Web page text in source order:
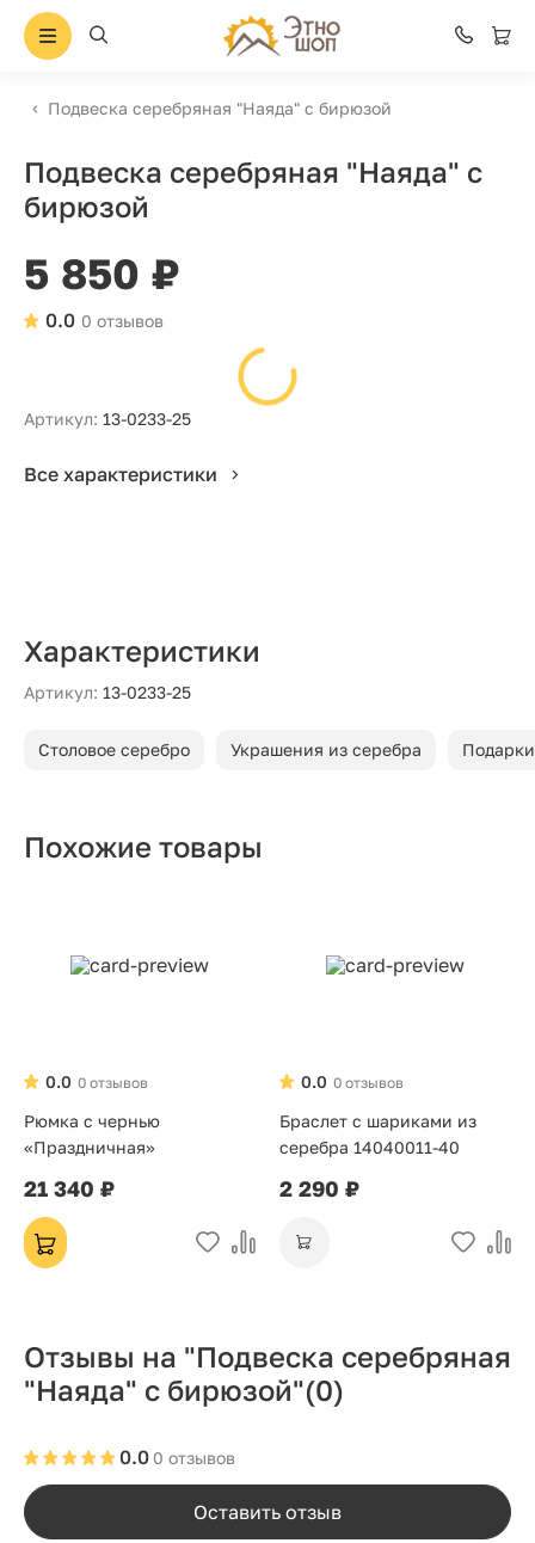
Подвеска серебряная "Наяда" с бирюзой
Подвеска серебряная "Наяда" с
бирюзой
5 850 ₽
0 отзывов
0.0
Артикул: 13-0233-25
Все характеристики
Характеристики
Артикул: 13-0233-25
Столовое серебро Украшения из серебра
Похожие товары
0 отзывов
0.0
Рюмка с чернью
«Праздничная»
21 340 ₽
0 отзывов
0.0
Браслет с шариками из
серебра 14040011-40
2 290 ₽
Отзывы на "Подвеска серебряная
"Наяда" с бирюзой"(0)
0 отзывов
0.0
Оставить отзыв